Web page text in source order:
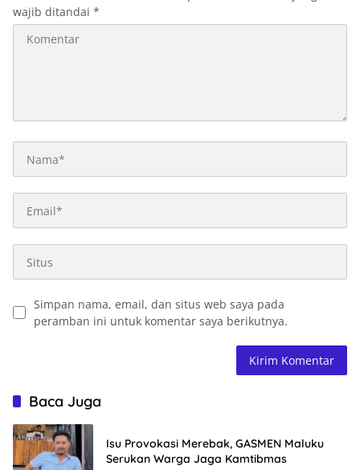
wajib ditandai *
Simpan nama, email, dan situs web saya pada
peramban ini untuk komentar saya berikutnya.
Baca Juga
Isu Provokasi Merebak, GASMEN Maluku
Serukan Warga Jaga Kamtibmas